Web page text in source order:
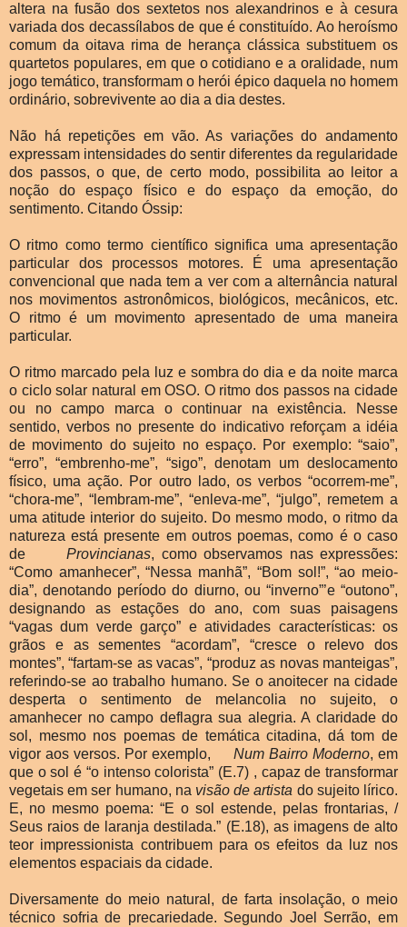
altera na fusão dos sextetos nos alexandrinos e à cesura
variada dos decassílabos de que é constituído. Ao heroísmo
comum da oitava rima de herança clássica substituem os
quartetos populares, em que o cotidiano e a oralidade, num
jogo temático, transformam o herói épico daquela no homem
ordinário, sobrevivente ao dia a dia destes.
Não há repetições em vão. As variações do andamento
expressam intensidades do sentir diferentes da regularidade
dos passos, o que, de certo modo, possibilita ao leitor a
noção do espaço físico e do espaço da emoção, do
sentimento. Citando Óssip:
O ritmo como termo científico significa uma apresentação
particular dos processos motores. É uma apresentação
convencional que nada tem a ver com a alternância natural
nos movimentos astronômicos, biológicos, mecânicos, etc.
O ritmo é um movimento apresentado de uma maneira
particular.
O ritmo marcado pela luz e sombra do dia e da noite marca
o ciclo solar natural em OSO. O ritmo dos passos na cidade
ou no campo marca o continuar na existência. Nesse
sentido, verbos no presente do indicativo reforçam a idéia
de movimento do sujeito no espaço. Por exemplo: “saio”,
“erro”, “embrenho-me”, “sigo”, denotam um deslocamento
físico, uma ação. Por outro lado, os verbos “ocorrem-me”,
“chora-me”, “lembram-me”, “enleva-me”, “julgo”, remetem a
uma atitude interior do sujeito. Do mesmo modo, o ritmo da
natureza está presente em outros poemas, como é o caso
de Provincianas, como observamos nas expressões:
“Como amanhecer”, “Nessa manhã”, “Bom sol!”, “ao meio-
dia”, denotando período do diurno, ou “inverno”’e “outono”,
designando as estações do ano, com suas paisagens
“vagas dum verde garço” e atividades características: os
grãos e as sementes “acordam”, “cresce o relevo dos
montes”, “fartam-se as vacas”, “produz as novas manteigas”,
referindo-se ao trabalho humano. Se o anoitecer na cidade
desperta o sentimento de melancolia no sujeito, o
amanhecer no campo deflagra sua alegria. A claridade do
sol, mesmo nos poemas de temática citadina, dá tom de
vigor aos versos. Por exemplo, Num Bairro Moderno, em
que o sol é “o intenso colorista” (E.7) , capaz de transformar
vegetais em ser humano, na visão de artista do sujeito lírico.
E, no mesmo poema: “E o sol estende, pelas frontarias, /
Seus raios de laranja destilada.” (E.18), as imagens de alto
teor impressionista contribuem para os efeitos da luz nos
elementos espaciais da cidade.
Diversamente do meio natural, de farta insolação, o meio
técnico sofria de precariedade. Segundo Joel Serrão, em